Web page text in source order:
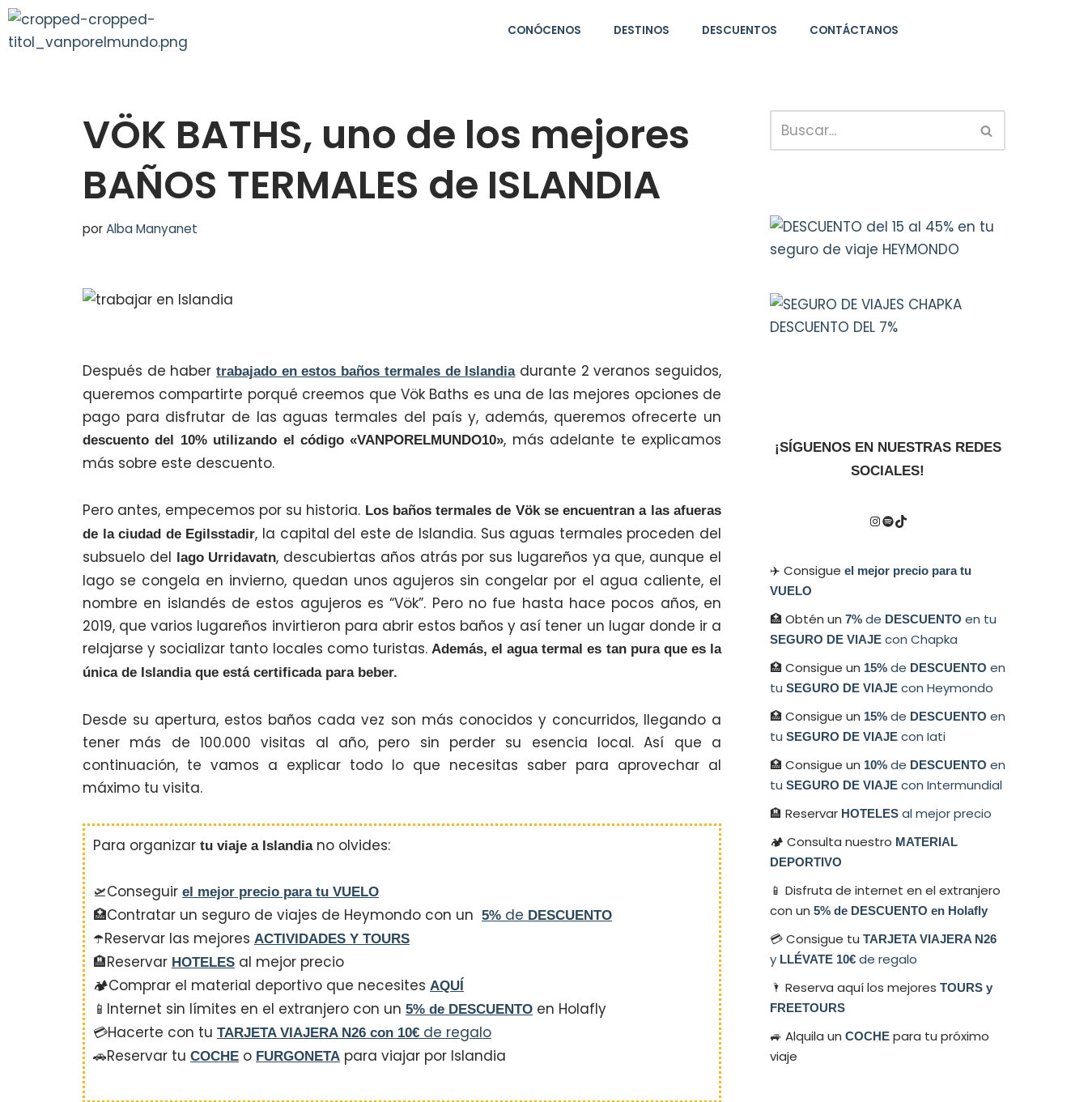
Saltar
CONÓCENOS DESTINOS DESCUENTOS CONTÁCTANOS
VÖK BATHS, uno de los mejores
BAÑOS TERMALES de ISLANDIA
porAlba Manyanet
Después de haber trabajado en estos baños termales de Islandiadurante 2 veranos seguidos,
queremos compartirte porqué creemos que Vök Baths es una de las mejores opciones de
pago para disfrutar de las aguas termales del país y, además, queremos ofrecerte un
descuento del 10% utilizando el código «VANPORELMUNDO10», más adelante te explicamos
más sobre este descuento.
Pero antes, empecemos por su historia. Los baños termales de Vök se encuentran a las afueras
de la ciudad de Egilsstadir, la capital del este de Islandia. Sus aguas termales proceden del
subsuelo del lago Urridavatn, descubiertas años atrás por sus lugareños ya que, aunque el
lago se congela en invierno, quedan unos agujeros sin congelar por el agua caliente, el
nombre en islandés de estos agujeros es “Vök”. Pero no fue hasta hace pocos años, en
2019, que varios lugareños invirtieron para abrir estos baños y así tener un lugar donde ir a
relajarse y socializar tanto locales como turistas. Además, el agua termal es tan pura que es la
única de Islandia que está certificada para beber.
Desde su apertura, estos baños cada vez son más conocidos y concurridos, llegando a
tener más de 100.000 visitas al año, pero sin perder su esencia local. Así que a
continuación, te vamos a explicar todo lo que necesitas saber para aprovechar al
máximo tu visita.
Para organizar tu viaje a Islandiano olvides:
🛫Conseguir el mejor precio para tu VUELO
🏥Contratar un seguro de viajes de Heymondo con un 5% de DESCUENTO
☂️Reservar las mejores ACTIVIDADES Y TOURS
🏨Reservar HOTELES al mejor precio
🏕️Comprar el material deportivo que necesites AQUÍ
📱Internet sin límites en el extranjero con un 5% de DESCUENTO en Holafly
💳Hacerte con tu TARJETA VIAJERA N26 con 10€ de regalo
🚗Reservar tu COCHE o FURGONETA para viajar por Islandia
¡SÍGUENOS EN NUESTRAS REDES
SOCIALES!
✈️ Consigue el mejor precio para tu
VUELO
🏥 Obtén un 7% de DESCUENTO en tu
SEGURO DE VIAJE con Chapka
🏥 Consigue un 15% de DESCUENTO en
tu SEGURO DE VIAJE con Heymondo
🏥 Consigue un 15% de DESCUENTO en
tu SEGURO DE VIAJE con Iati
🏥 Consigue un 10% de DESCUENTO en
tu SEGURO DE VIAJE con Intermundial
🏨 Reservar HOTELES al mejor precio
🏕 Consulta nuestro MATERIAL
DEPORTIVO
📱 Disfruta de internet en el extranjero
con un 5% de DESCUENTO en Holafly
💳​ Consigue tu TARJETA VIAJERA N26
y LLÉVATE 10€ de regalo
🌂 Reserva aquí los mejores TOURS y
FREETOURS
🚙 Alquila un COCHE para tu próximo
viaje